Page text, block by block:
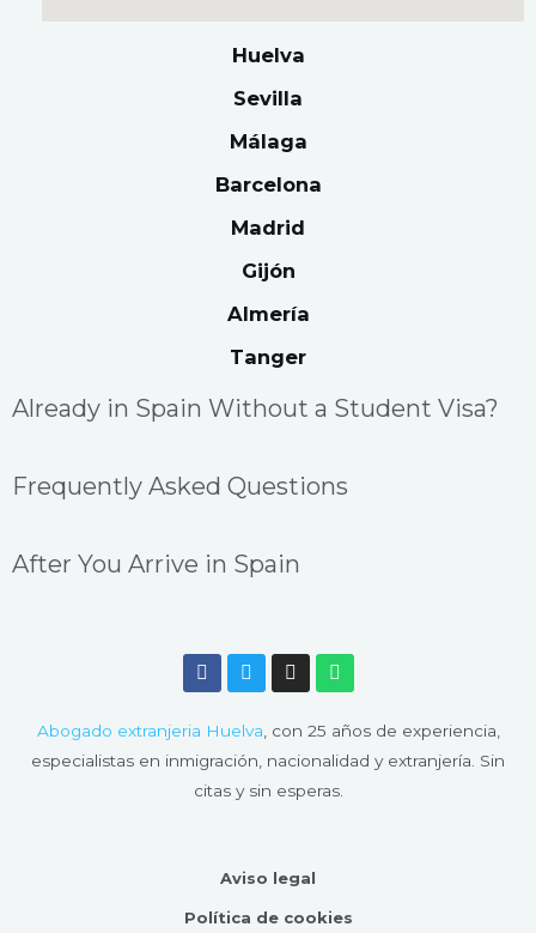
Huelva
Sevilla
Málaga
Barcelona
Madrid
Gijón
Almería
Tanger
Already in Spain Without a Student Visa?
Frequently Asked Questions
After You Arrive in Spain
F
a
c
b
o
o
k
T
w
i
t
e
I
n
s
a
g
a
W
h
a
s
a
p
Abogado extranjeria Huelva , con 25 años de experiencia,
especialistas en inmigración, nacionalidad y extranjería. Sin
citas y sin esperas.
Aviso legal
Política de cookies